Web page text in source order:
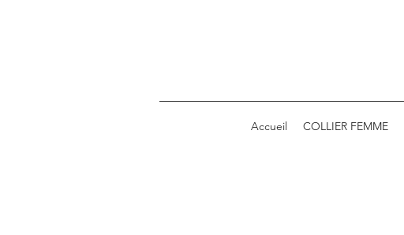
Accueil COLLIER FEMME